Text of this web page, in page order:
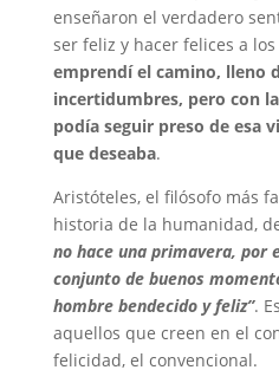
enseñaron el verdadero
ser feliz y hacer felices a los
emprendí el camino, lleno
incertidumbres, pero con
podía seguir preso de esa
que deseaba.
Aristóteles, el filósofo más
historia de la humanidad,
no hace una primavera, por
conjunto de buenos
hombre bendecido y feliz”.
aquellos que creen en el
felicidad, el convencional.